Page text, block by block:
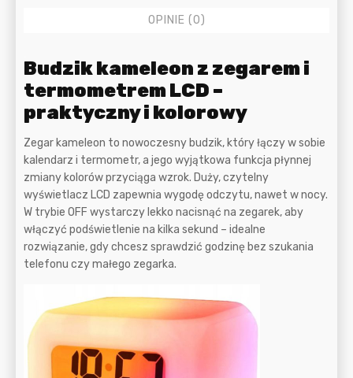
OPINIE (0)
Budzik kameleon z zegarem i
termometrem LCD –
praktyczny i kolorowy
Zegar kameleon to nowoczesny budzik, który łączy w sobie
kalendarz i termometr, a jego wyjątkowa funkcja płynnej
zmiany kolorów przyciąga wzrok. Duży, czytelny
wyświetlacz LCD zapewnia wygodę odczytu, nawet w nocy.
W trybie OFF wystarczy lekko nacisnąć na zegarek, aby
włączyć podświetlenie na kilka sekund – idealne
rozwiązanie, gdy chcesz sprawdzić godzinę bez szukania
telefonu czy małego zegarka.